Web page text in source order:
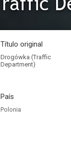
Título original
Drogówka (Traffic
Department)
País
Polonia